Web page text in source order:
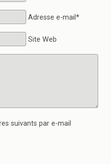
Adresse e-mail*
Site Web
suivants par e-mail